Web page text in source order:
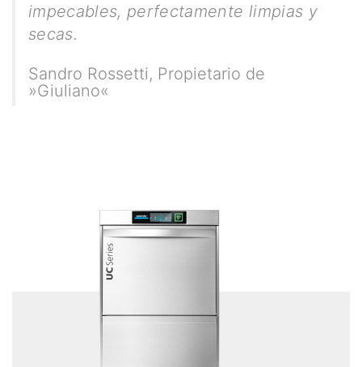
impecables, perfectamente limpias y
secas.
Sandro Rossetti, Propietario de
»Giuliano«